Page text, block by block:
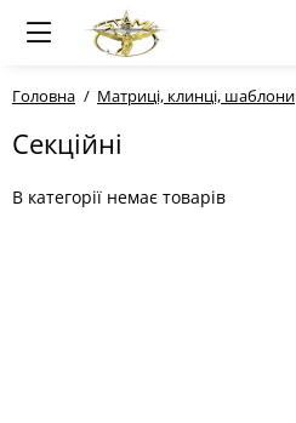
Головна Матриці, клинці, шаблони
Секційні
В категорії немає товарів